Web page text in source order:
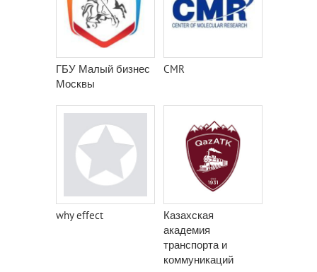
ГБУ Малый бизнес
Москвы
CMR
why effect
Казахская
академия
транспорта и
коммуникаций